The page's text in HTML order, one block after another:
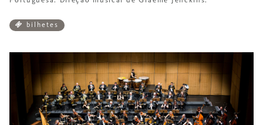
bilhetes